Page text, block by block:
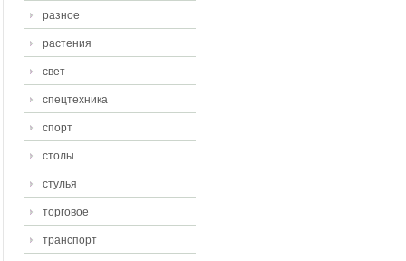
разное
растения
свет
спецтехника
спорт
столы
стулья
торговое
транспорт